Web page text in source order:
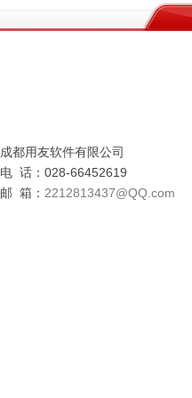
成都用友软件有限公司
电 话：028-66452619
邮 箱： 2212813437@QQ.com